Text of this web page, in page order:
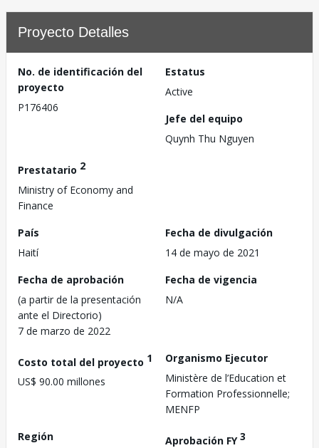
Proyecto Detalles
No. de identificación del
proyecto
P176406
Estatus
Active
Jefe del equipo
Quynh Thu Nguyen
Prestatario 2
Ministry of Economy and
Finance
País
Haití
Fecha de divulgación
14 de mayo de 2021
Fecha de aprobación
(a partir de la presentación
ante el Directorio)
7 de marzo de 2022
Fecha de vigencia
N/A
Costo total del proyecto 1
US$ 90.00 millones
Organismo Ejecutor
Ministère de l’Education et
Formation Professionnelle;
MENFP
Región
Aprobación FY3